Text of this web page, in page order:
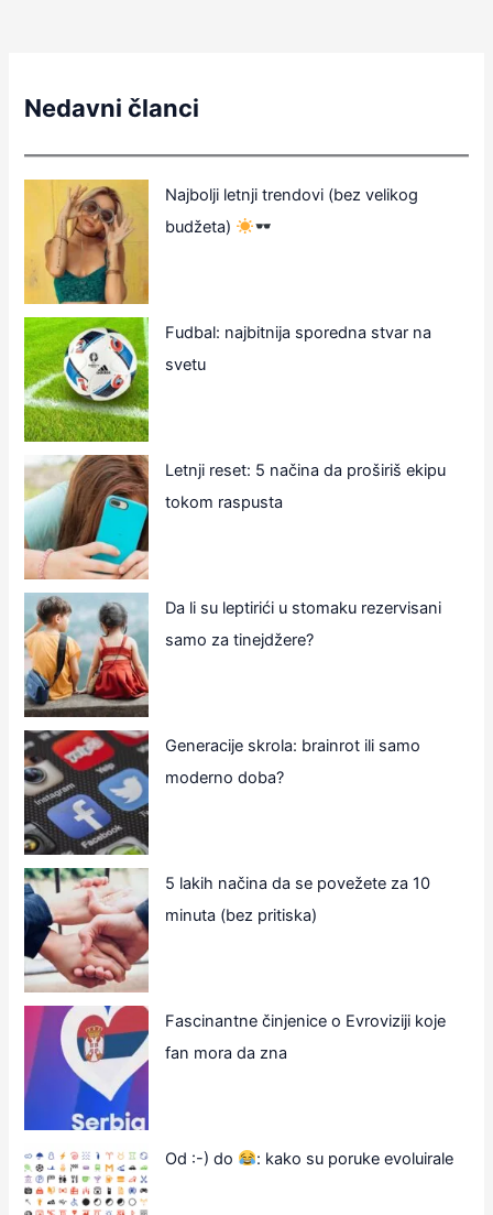
Nedavni članci
Najbolji letnji trendovi (bez velikog
budžeta)
Fudbal: najbitnija sporedna stvar na
svetu
Letnji reset: 5 načina da proširiš ekipu
tokom raspusta
Da li su leptirići u stomaku rezervisani
samo za tinejdžere?
Generacije skrola: brainrot ili samo
moderno doba?
5 lakih načina da se povežete za 10
minuta (bez pritiska)
Fascinantne činjenice o Evroviziji koje
fan mora da zna
Od :-) do : kako su poruke evoluirale